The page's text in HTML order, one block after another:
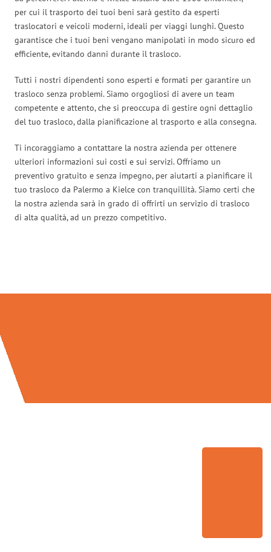
per cui il trasporto dei tuoi beni sarà gestito da esperti
traslocatori e veicoli moderni, ideali per viaggi lunghi. Questo
garantisce che i tuoi beni vengano manipolati in modo sicuro ed
efficiente, evitando danni durante il trasloco.
Tutti i nostri dipendenti sono esperti e formati per garantire un
trasloco senza problemi. Siamo orgogliosi di avere un team
competente e attento, che si preoccupa di gestire ogni dettaglio
del tuo trasloco, dalla pianificazione al trasporto e alla consegna.
Ti incoraggiamo a contattare la nostra azienda per ottenere
ulteriori informazioni sui costi e sui servizi. Offriamo un
preventivo gratuito e senza impegno, per aiutarti a pianificare il
tuo trasloco da Palermo a Kielce con tranquillità. Siamo certi che
la nostra azienda sarà in grado di offrirti un servizio di trasloco
di alta qualità, ad un prezzo competitivo.